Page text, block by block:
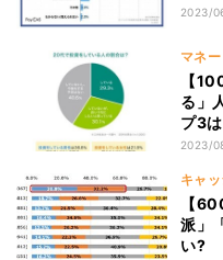
2023/
マネー
【
る」
プ3
2023/
キャ
【
派」
い?